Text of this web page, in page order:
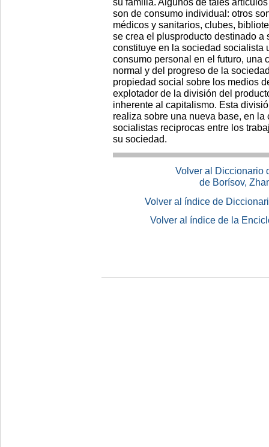
son de consumo individual: otros
médicos y sanitarios, clubes,
se crea el plusproducto destinado
constituye en la sociedad socialista
consumo personal en el futuro, una
normal y del progreso de la
propiedad social sobre los medios
explotador de la división del
inherente al capitalismo. Esta
realiza sobre una nueva base, en
socialistas reciprocas entre los
su sociedad.
Volver al Diccionario
de Borísov,
Volver al índice de
Volver al índice de la